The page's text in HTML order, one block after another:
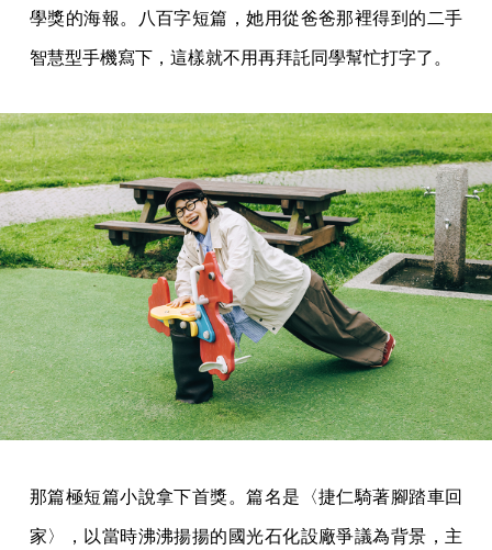
學獎的海報。八百字短篇，她用從爸爸那裡得到的二手
智慧型手機寫下，這樣就不用再拜託同學幫忙打字了。
那篇極短篇小說拿下首獎。篇名是〈捷仁騎著腳踏車回
家〉，以當時沸沸揚揚的國光石化設廠爭議為背景，主